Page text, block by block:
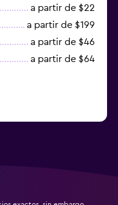
a partir de $22
a partir de $199
a partir de $46
a partir de $64